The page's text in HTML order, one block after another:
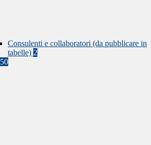
Consulenti e collaboratori (da pubblicare in
tabelle) 2
50